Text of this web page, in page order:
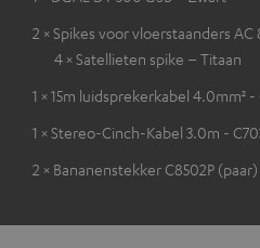
2 × Spikes voor vloerstaanders AC
4 × Satellieten spike – Titaan
1 × 15m luidsprekerkabel 4.0mm² -
1 × Stereo-Cinch-Kabel 3.0m -
2 × Bananenstekker C8502P